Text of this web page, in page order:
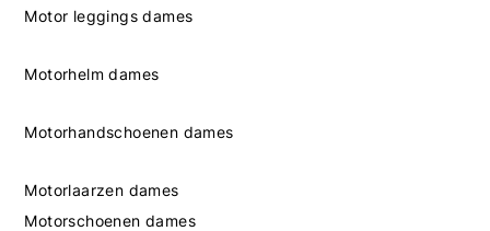
Motor leggings dames
Motorhelm dames
Motorhandschoenen dames
Motorlaarzen dames
Motorschoenen dames